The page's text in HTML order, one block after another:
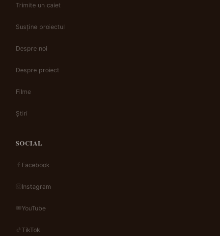
Trimite un caiet
Susține proiectul
Despre noi
Despre proiect
Filme
Știri
SOCIAL
Facebook
Instagram
YouTube
TikTok